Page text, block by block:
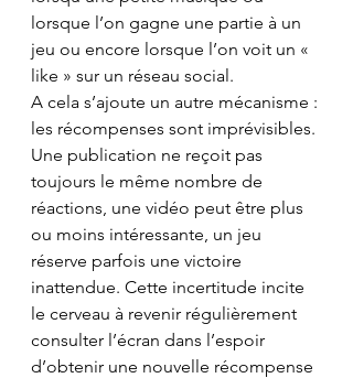
lorsque l’on gagne une partie à un
jeu ou encore lorsque l’on voit un «
like » sur un réseau social.
A cela s’ajoute un autre mécanisme :
les récompenses sont imprévisibles.
Une publication ne reçoit pas
toujours le même nombre de
réactions, une vidéo peut être plus
ou moins intéressante, un jeu
réserve parfois une victoire
inattendue. Cette incertitude incite
le cerveau à revenir régulièrement
consulter l’écran dans l’espoir
d’obtenir une nouvelle récompense